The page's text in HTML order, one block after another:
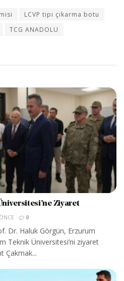
LCVP tipi çıkarma botu
TCG ANADOLU
Ziyaret
0
Dr. Haluk Görgün, Erzurum
Teknik Üniversitesi’ni ziyaret
Çakmak...